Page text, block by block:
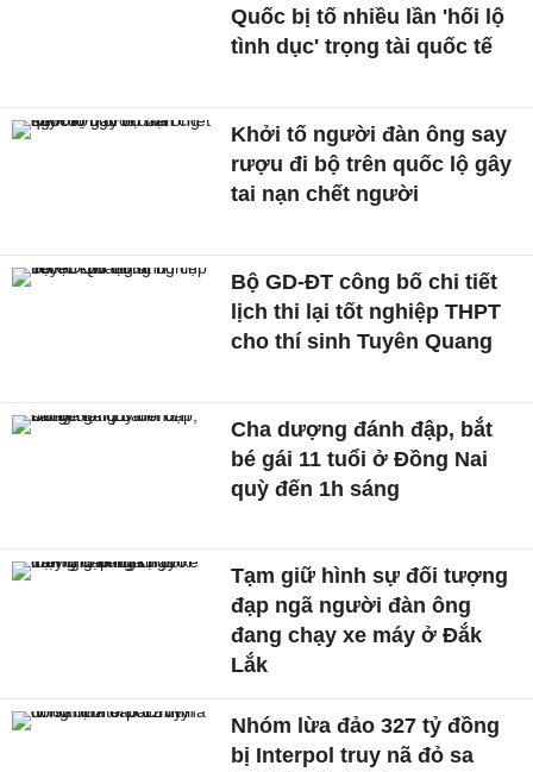
Quốc bị tố nhiều lần 'hối lộ
tình dục' trọng tài quốc tế
Khởi tố người đàn ông say
rượu đi bộ trên quốc lộ gây
tai nạn chết người
Bộ GD-ĐT công bố chi tiết
lịch thi lại tốt nghiệp THPT
cho thí sinh Tuyên Quang
Cha dượng đánh đập, bắt
bé gái 11 tuổi ở Đồng Nai
quỳ đến 1h sáng
Tạm giữ hình sự đối tượng
đạp ngã người đàn ông
đang chạy xe máy ở Đắk
Lắk
Nhóm lừa đảo 327 tỷ đồng
bị Interpol truy nã đỏ sa